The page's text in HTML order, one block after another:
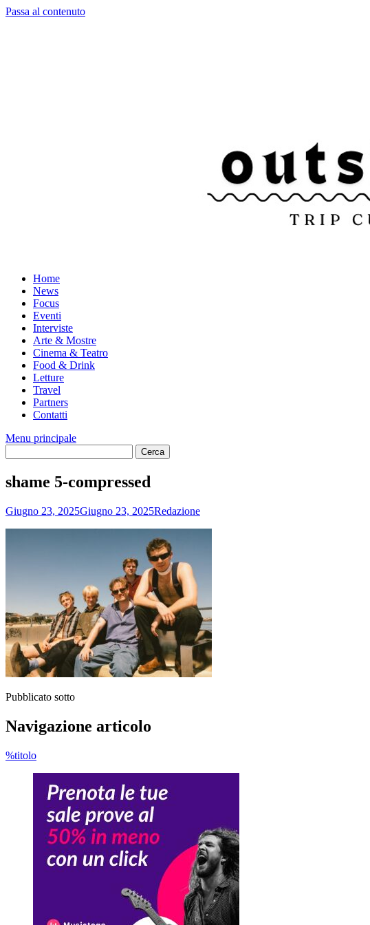
Passa al contenuto
Home
News
Focus
Eventi
Interviste
Arte & Mostre
Cinema & Teatro
Food & Drink
Letture
Travel
Partners
Contatti
Menu principale
shame 5-compressed
Giugno 23, 2025Giugno 23, 2025Redazione
Pubblicato sotto
Navigazione articolo
%titolo